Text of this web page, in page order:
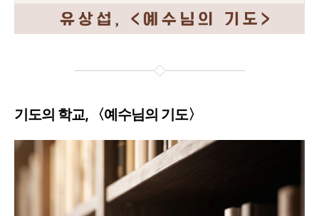
기도의 학교, 〈예수님의 기도〉